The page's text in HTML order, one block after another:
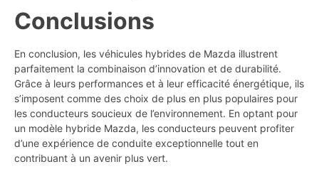
Conclusions
En conclusion, les véhicules hybrides de Mazda illustrent
parfaitement la combinaison d’innovation et de durabilité.
Grâce à leurs performances et à leur efficacité énergétique, ils
s’imposent comme des choix de plus en plus populaires pour
les conducteurs soucieux de l’environnement. En optant pour
un modèle hybride Mazda, les conducteurs peuvent profiter
d’une expérience de conduite exceptionnelle tout en
contribuant à un avenir plus vert.